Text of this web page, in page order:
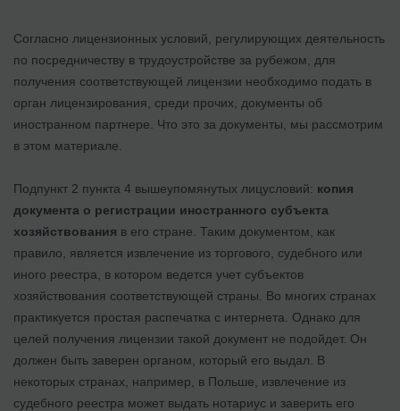
Согласно лицензионных условий, регулирующих деятельность
по посредничеству в трудоустройстве за рубежом, для
получения соответствующей лицензии необходимо подать в
орган лицензирования, среди прочих, документы об
иностранном партнере. Что это за документы, мы рассмотрим
в этом материале.
Подпункт 2 пункта 4 вышеупомянутых лицусловий: копия
документа о регистрации иностранного субъекта
хозяйствования в его стране. Таким документом, как
правило, является извлечение из торгового, судебного или
иного реестра, в котором ведется учет субъектов
хозяйствования соответствующей страны. Во многих странах
практикуется простая распечатка с интернета. Однако для
целей получения лицензии такой документ не подойдет. Он
должен быть заверен органом, который его выдал. В
некоторых странах, например, в Польше, извлечение из
судебного реестра может выдать нотариус и заверить его